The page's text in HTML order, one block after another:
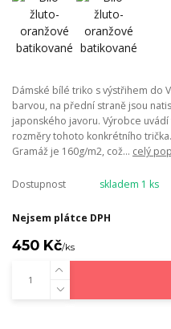
Dámské bílé triko s výstřihem do
barvou, na přední straně jsou
japonského javoru. Výrobce
rozměry tohoto konkrétního
Gramáž je 160g/m2, což... celý
Dostupnost skladem 1 ks
Nejsem plátce DPH
450 Kč/ks